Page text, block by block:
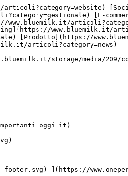
[E-
www.bluemilk.it/
articoli?category=news)